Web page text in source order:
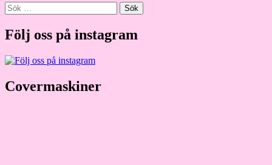
Sök
efter:
Följ oss på instagram
Covermaskiner